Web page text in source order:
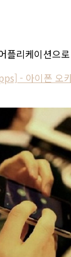
플리케이션으
- 아이폰 오